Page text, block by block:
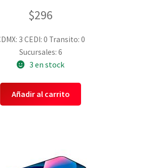
$296
3 CEDI: 0 Transito: 0
Sucursales: 6
3 en stock
Añadir al carrito